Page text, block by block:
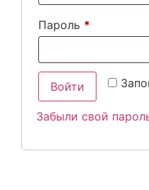
Пароль *
Войти
Забыли свой